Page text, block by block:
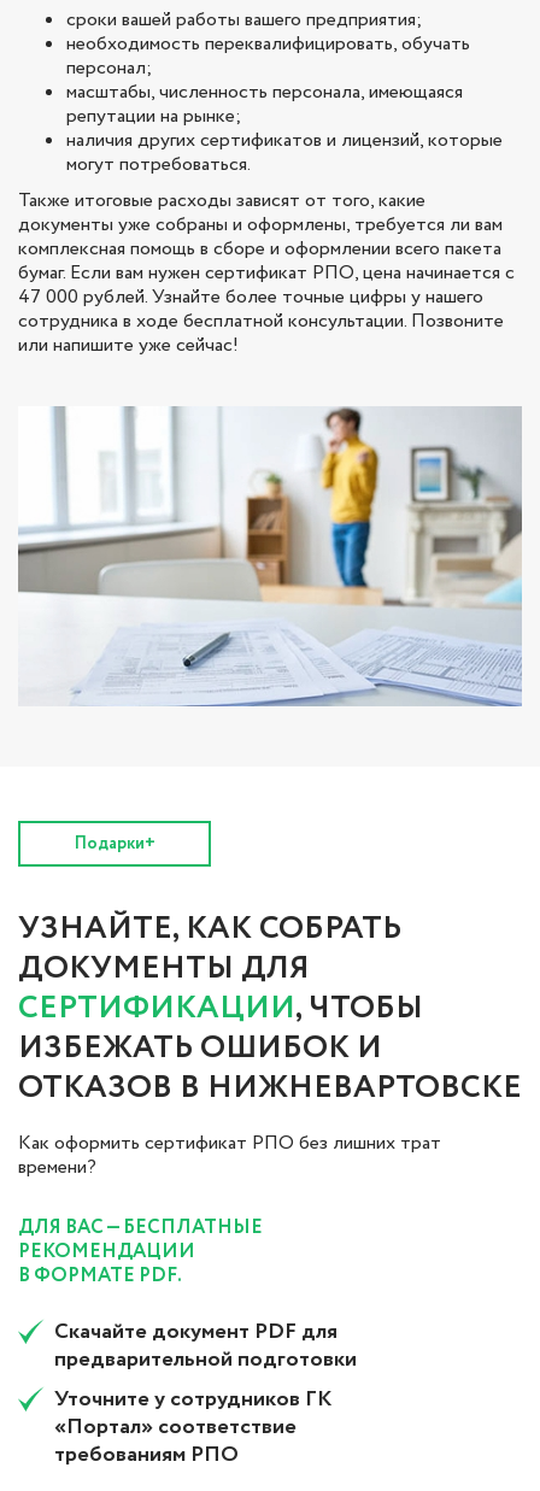
сроки вашей работы вашего предприятия;
необходимость переквалифицировать, обучать
персонал;
масштабы, численность персонала, имеющаяся
репутации на рынке;
наличия других сертификатов и лицензий, которые
могут потребоваться.
Также итоговые расходы зависят от того, какие
документы уже собраны и оформлены, требуется ли вам
комплексная помощь в сборе и оформлении всего пакета
бумаг. Если вам нужен сертификат РПО, цена начинается с
47 000 рублей. Узнайте более точные цифры у нашего
сотрудника в ходе бесплатной консультации. Позвоните
или напишите уже сейчас!
Подарки+
УЗНАЙТЕ, КАК СОБРАТЬ
ДОКУМЕНТЫ ДЛЯ
СЕРТИФИКАЦИИ, ЧТОБЫ
ИЗБЕЖАТЬ ОШИБОК И
ОТКАЗОВ В НИЖНЕВАРТОВСКЕ
Как оформить сертификат РПО без лишних трат
времени?
ДЛЯ ВАС — БЕСПЛАТНЫЕ
РЕКОМЕНДАЦИИ
В ФОРМАТЕ PDF.
Скачайте документ PDF для
предварительной подготовки
Уточните у сотрудников ГК
«Портал» соответствие
требованиям РПО